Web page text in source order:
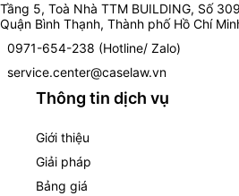
Tầng 5, Toà Nhà TTM BUILDING, Số
Quận Bình Thạnh, Thành phố Hồ Chí
0971-654-238 (Hotline/ Zalo)
service.center@caselaw.vn
Thông tin dịch vụ
Giới thiệu
Giải pháp
Bảng giá